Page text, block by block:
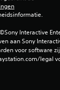
Interactive
aan Sony
voor software
legal